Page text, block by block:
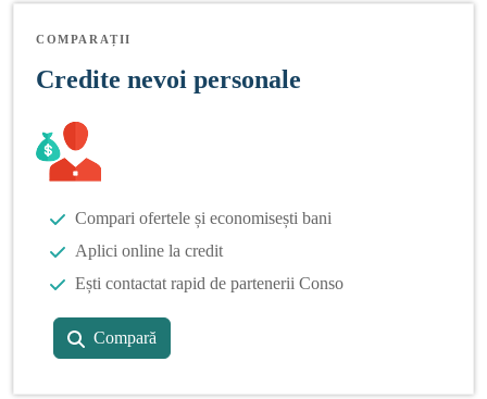
COMPARAȚII
Credite nevoi personale
Compari ofertele și economisești bani
Aplici online la credit
Ești contactat rapid de partenerii Conso
Compară